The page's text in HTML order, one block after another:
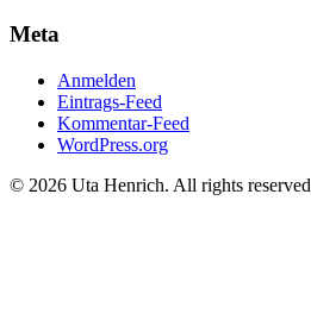
Meta
Anmelden
Eintrags-Feed
Kommentar-Feed
WordPress.org
© 2026 Uta Henrich. All rights reserved